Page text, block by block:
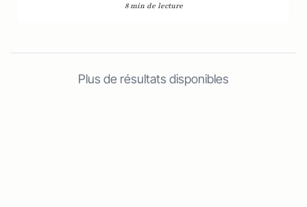
8 min de lecture
Plus de résultats disponibles